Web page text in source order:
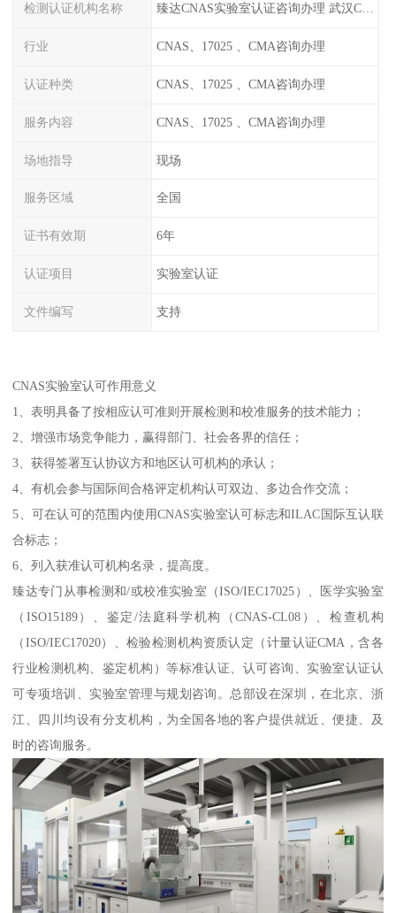
检测认证机构名称 臻达CNAS实验室认证咨询办理 武汉CNAS实验室认可办理
行业 CNAS、17025 、CMA咨询办理
认证种类 CNAS、17025 、CMA咨询办理
服务内容 CNAS、17025 、CMA咨询办理
场地指导 现场
服务区域 全国
证书有效期 6年
认证项目 实验室认证
文件编写 支持
CNAS实验室认可作用意义
1、表明具备了按相应认可准则开展检测和校准服务的技术能力；
2、增强市场竞争能力，赢得部门、社会各界的信任；
3、获得签署互认协议方和地区认可机构的承认；
4、有机会参与国际间合格评定机构认可双边、多边合作交流；
5、可在认可的范围内使用CNAS实验室认可标志和ILAC国际互认联
合标志；
6、列入获准认可机构名录，提高度。
臻达专门从事检测和/或校准实验室（ISO/IEC17025）、医学实验室
（ISO15189）、鉴定/法庭科学机构（CNAS-CL08）、检查机构
（ISO/IEC17020）、检验检测机构资质认定（计量认证CMA，含各
行业检测机构、鉴定机构）等标准认证、认可咨询、实验室认证认
可专项培训、实验室管理与规划咨询。总部设在深圳，在北京、浙
江、四川均设有分支机构，为全国各地的客户提供就近、便捷、及
时的咨询服务。